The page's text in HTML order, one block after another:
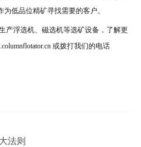
低品位精矿寻找需要的客户。
产浮选机、磁选机等选矿设备，了解更
或拨打我们的电话
法则